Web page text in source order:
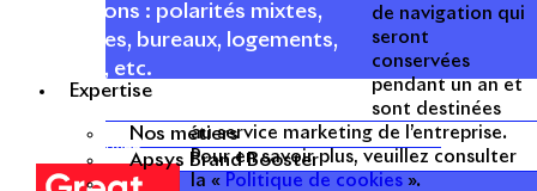
Expertise
Nos métiers
Apsys Brand Booster
les fonctions : polarités mixtes,
commerces, bureaux, logements,
hôtellerie, etc.
Une entreprise
certifiée
de navigation qui
seront
conservées
pendant un an et
sont destinées
au service marketing de l’entreprise.
Pour en savoir plus, veuillez consulter
la « Politique de cookies ».